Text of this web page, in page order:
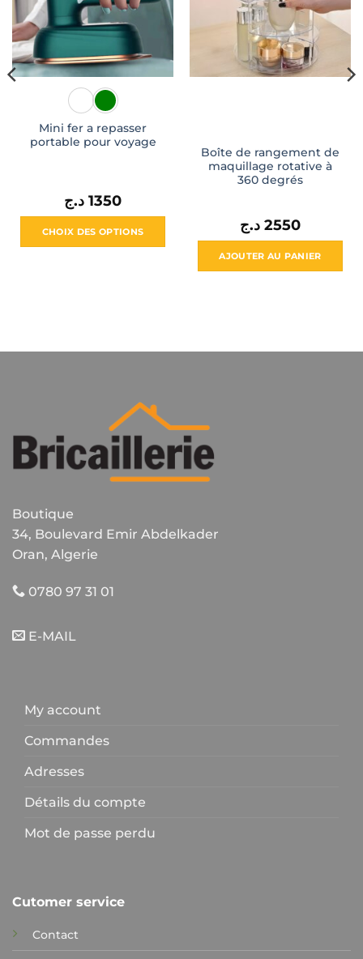
Mini fer a repasser
portable pour voyage
1350 د.ج
CHOIX DES OPTIONS
choisies
sur
la
page
Boîte de rangement de
maquillage rotative à
360 degrés
2550 د.ج
AJOUTER AU PANIER
Boutique
34, Boulevard Emir Abdelkader
Oran, Algerie
0780 97 31 01
E-MAIL
My account
Commandes
Adresses
Détails du compte
Mot de passe perdu
Cutomer service
Contact